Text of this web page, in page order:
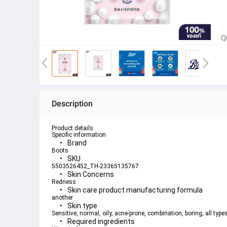
Description
Product details
Specific information
Brand
Boots
SKU
5503526452_TH-23365135767
Skin Concerns
Redness
Skin care product manufacturing formula
another
Skin type
Sensitive, normal, oily, acne-prone, combination, boring, all
Required ingredients